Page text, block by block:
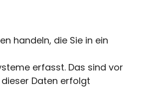
handeln, die Sie in ein
erfasst. Das sind vor
Daten erfolgt